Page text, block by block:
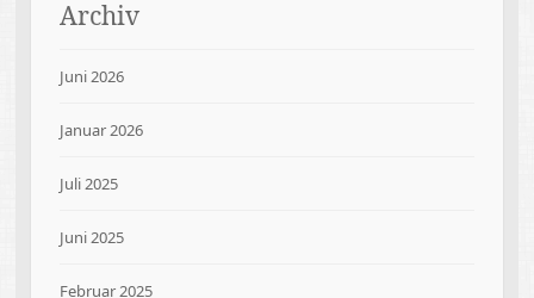
Archiv
Juni 2026
Januar 2026
Juli 2025
Juni 2025
Februar 2025